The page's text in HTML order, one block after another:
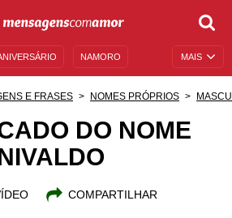
MAIS
NAMORO
MENSAGENS DE ANIVERSÁRIO
E FRASES NOMES PRÓPRIOS
DO NOME
COMPARTILHAR